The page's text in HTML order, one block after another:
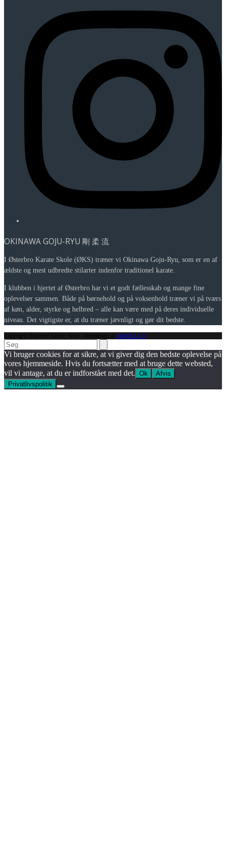
OKINAWA GOJU-RYU 剛 柔 流
I Østerbro Karate Skole (ØKS) træner vi Okinawa Goju-Ryu, som er en af
ældste og mest udbredte stilarter indenfor traditionel karate.
I klubben i hjertet af Østerbro har vi et godt fællesskab og mange fine
oplevelser sammen. Både på børnehold og på voksenhold træner vi på tværs
af køn, alder, styrke og helbred – alle kan være med på deres individuelle
niveau. Det vigtigste er, at du træner jævnligt og gør dit bedste.
Copyright Østerbro Karate Skole - Webdesign af ANINE & CO
Search
Vi bruger cookies for at sikre, at vi giver dig den bedste oplevelse på
vores hjemmeside. Hvis du fortsætter med at bruge dette websted,
vil vi antage, at du er indforstået med det. Ok
Afvis
Privatlivspolitik